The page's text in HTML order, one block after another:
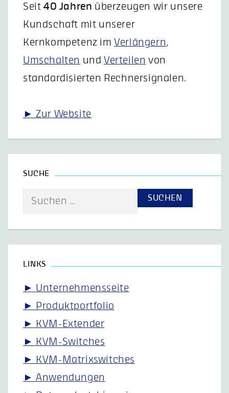
Seit 40 Jahren überzeugen wir unsere
Kundschaft mit unserer
Kernkompetenz imVerlängern ,
Umschalten und Verteilen von
standardisierten Rechnersignalen.
► Zur Website
SUCHE
Suche
LINKS
► Unternehmensseite
► Produktportfolio
► KVM-Extender
► KVM-Switches
► KVM-Matrixswitches
► Anwendungen